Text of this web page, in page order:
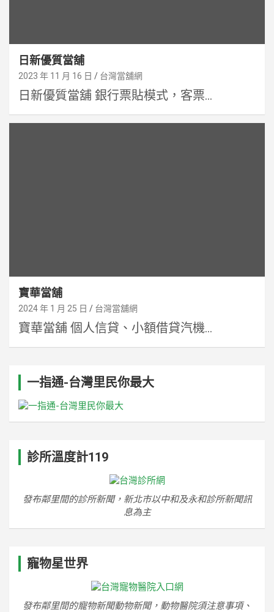
日新優質當舖
2023 年 11 月 16 日 台灣當舖網
日新優質當舖 銀行票貼模式，客票...
寶華當舖
2024 年 1 月 25 日 台灣當舖網
寶華當舖 個人信貸、小額借貸汽機...
一指通-台灣里民你最大
診所溫度計119
發布鄰里間的診所新聞，新北市以中和及永和診所新聞訊
息為主
寵物星世界
發布鄰里間的寵物新聞動物新聞，動物醫院須注意事項、